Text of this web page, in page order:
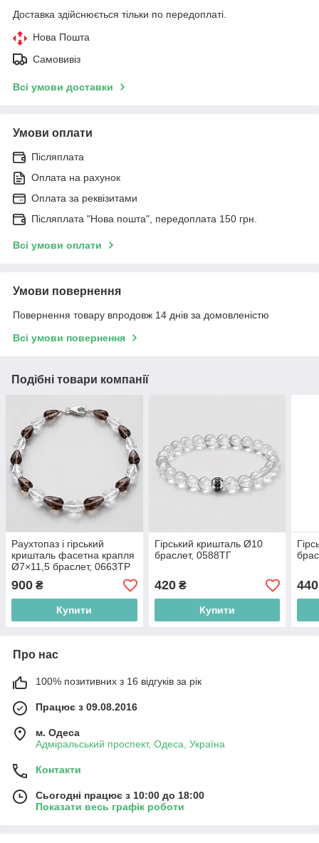
Доставка здійснюється тільки по передоплаті.
Нова Пошта
Самовивіз
Всі умови доставки
Умови оплати
Післяплата
Оплата на рахунок
Оплата за реквізитами
Післяплата "Нова пошта", передоплата 150 грн.
Всі умови оплати
Умови повернення
Повернення товару впродовж 14 днів за домовленістю
Всі умови повернення
Подібні товари компанії
Раухтопаз і гірський
кришталь фасетна крапля
Ø7×11,5 браслет, 0663ТР
900 ₴
Купити
Гірський кришталь Ø10
браслет, 0588ТГ
420₴
Купити
440
Про нас
100% позитивних з 16 відгуків за рік
Працює з 09.08.2016
м. Одеса
Адміральський проспект, Одеса, Україна
Контакти
Сьогодні працює з 10:00 до 18:00
Показати весь графік роботи